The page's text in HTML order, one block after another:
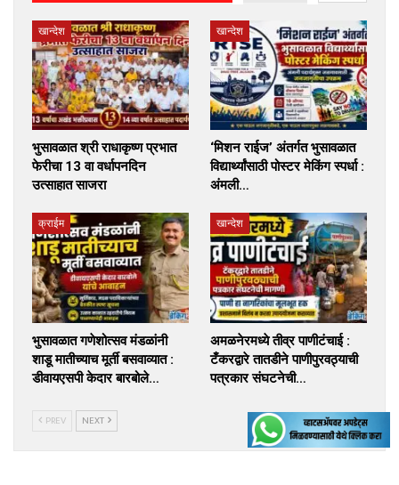
खान्देश
भुसावळात श्री राधाकृष्ण प्रभात
फेरीचा 13 वा वर्धापनदिन
उत्साहात साजरा
खान्देश
‘मिशन राईज’ अंतर्गत भुसावळात
विद्यार्थ्यांसाठी पोस्टर मेकिंग स्पर्धा :
अंमली…
क्राईम
भुसावळात गणेशोत्सव मंडळांनी
शाडू मातीच्याच मूर्ती बसवाव्यात :
डीवायएसपी केदार बारबोले…
खान्देश
अमळनेरमध्ये तीव्र पाणीटंचाई :
टँकरद्वारे तातडीने पाणीपुरवठ्याची
पत्रकार संघटनेची…
PREV NEXT